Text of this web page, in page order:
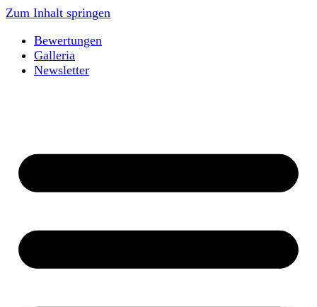
Zum Inhalt springen
Bewertungen
Galleria
Newsletter